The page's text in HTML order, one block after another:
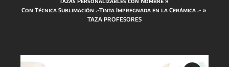
Con Técnica Sublimación .-Tinta Impregnada en la Cerámica .-
TAZA PROFESORES